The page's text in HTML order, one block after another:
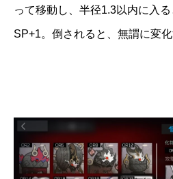
って移動し、半径1.3以内に入
SP+1。倒されると、無謂に変化